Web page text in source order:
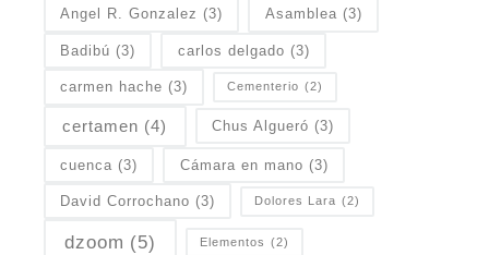
Angel R. Gonzalez (3) Asamblea (3)
Badibú (3) carlos delgado (3)
carmen hache (3) Cementerio (2)
certamen (4) Chus Algueró (3)
cuenca (3) Cámara en mano (3)
David Corrochano (3) Dolores Lara (2)
dzoom (5) Elementos (2)